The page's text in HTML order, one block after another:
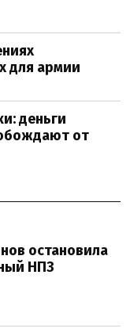
для армии
деньги
от
остановила
НПЗ